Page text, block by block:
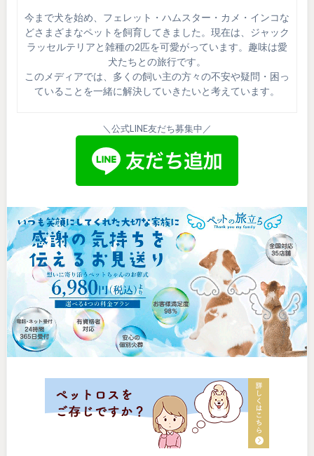
今まで犬を始め、フェレット・ハムスター・カメ・インコな
どさまざまなペットを飼育してきました。現在は、ジャック
ラッセルテリアと雑種の2匹を可愛がっています。趣味は愛
犬たちとの旅行です。
このメディアでは、多くの飼い主の方々の不安や疑問・困っ
ていることを一緒に解決していきたいと考えています。
＼公式LINE友だち募集中／